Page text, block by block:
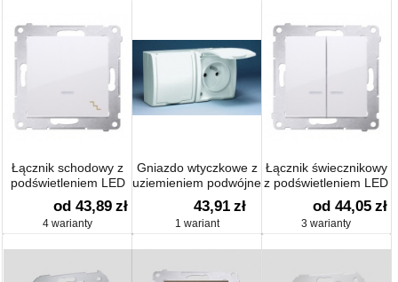
Łącznik schodowy z
podświetleniem LED
(moduł) 16 AX,
od 43,89 zł
4 warianty
Gniazdo wtyczkowe z
uziemieniem podwójne
(przesłony), klapka
biała
43,91 zł
1 wariant
Łącznik świecznikowy
z podświetleniem LED
i do wersji IP 44
(moduł) 16 AX
od 44,05 zł
3 warianty